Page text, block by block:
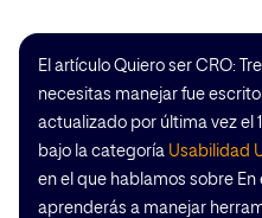
El artículo Quiero ser CRO:
necesitas manejar fue escrito
actualizado por última vez el
bajo la categoría Usabilidad
en el que hablamos sobre En
aprenderás a manejar